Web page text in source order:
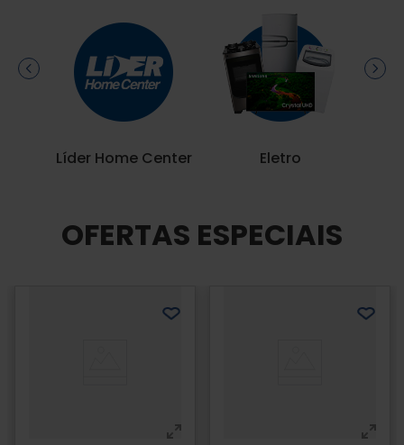
Líder Home Center Eletro
OFERTAS ESPECIAIS